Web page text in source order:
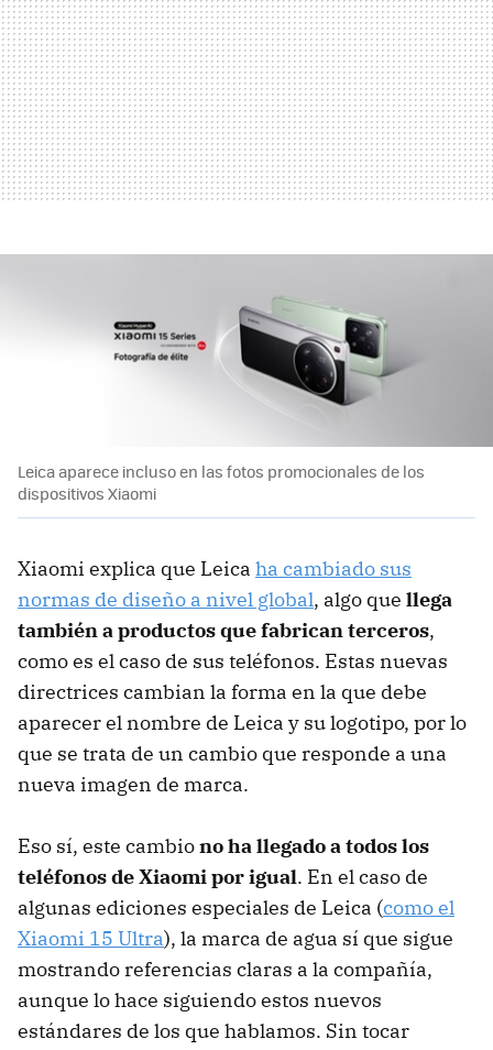
Leica aparece incluso en las fotos promocionales de los
dispositivos Xiaomi
Xiaomi explica que Leica ha cambiado sus
normas de diseño a nivel global, algo que llega
también a productos que fabrican terceros,
como es el caso de sus teléfonos. Estas nuevas
directrices cambian la forma en la que debe
aparecer el nombre de Leica y su logotipo, por lo
que se trata de un cambio que responde a una
nueva imagen de marca.
Eso sí, este cambiono ha llegado a todos los
teléfonos de Xiaomi por igual. En el caso de
algunas ediciones especiales de Leica (como el
Xiaomi 15 Ultra), la marca de agua sí que sigue
mostrando referencias claras a la compañía,
aunque lo hace siguiendo estos nuevos
estándares de los que hablamos. Sin tocar